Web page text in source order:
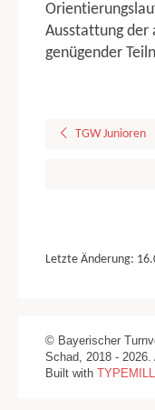
Ausstattung der
genügender
TGW Junioren
Letzte Änderung:
TUJU 4 KAMPF
Altersklassen
Disziplinen
Gruppenwettkampf
Orientierungslauf
KGW
© Bayerischer
Schad, 2018 -
Built with
TYPEMILL